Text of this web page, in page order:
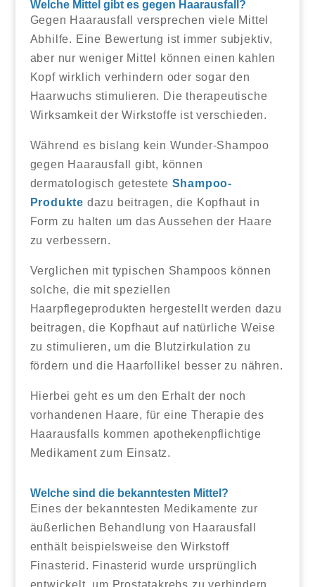
Welche Mittel gibt es gegen Haarausfall?
Gegen Haarausfall versprechen viele Mittel
Abhilfe. Eine Bewertung ist immer subjektiv,
aber nur weniger Mittel können einen kahlen
Kopf wirklich verhindern oder sogar den
Haarwuchs stimulieren. Die therapeutische
Wirksamkeit der Wirkstoffe ist verschieden.
Während es bislang kein Wunder-Shampoo
gegen Haarausfall gibt, können
dermatologisch getestete Shampoo-
Produkte dazu beitragen, die Kopfhaut in
Form zu halten um das Aussehen der Haare
zu verbessern.
Verglichen mit typischen Shampoos können
solche, die mit speziellen
Haarpflegeprodukten hergestellt werden dazu
beitragen, die Kopfhaut auf natürliche Weise
zu stimulieren, um die Blutzirkulation zu
fördern und die Haarfollikel besser zu nähren.
Hierbei geht es um den Erhalt der noch
vorhandenen Haare, für eine Therapie des
Haarausfalls kommen apothekenpflichtige
Medikament zum Einsatz.
Welche sind die bekanntesten Mittel?
Eines der bekanntesten Medikamente zur
äußerlichen Behandlung von Haarausfall
enthält beispielsweise den Wirkstoff
Finasterid. Finasterid wurde ursprünglich
entwickelt, um Prostatakrebs zu verhindern